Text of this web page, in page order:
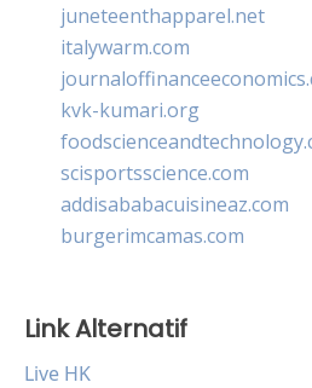
juneteenthapparel.net
italywarm.com
kvk-kumari.org
scisportsscience.com
addisababacuisineaz.com
burgerimcamas.com
Link Alternatif
Live HK